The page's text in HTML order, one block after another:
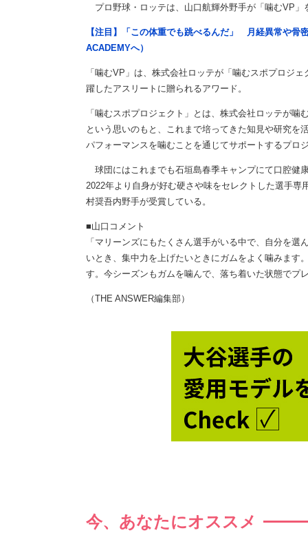
プロ野球・ロッテは、山口航輝外野手が「噛むVP」
【注目】「この体重でも跳べるんだ」 月経異常や骨
ACADEMYへ）
「噛むVP」は、株式会社ロッテが「噛むスポプロジ
躍したアスリートに贈られるアワード。
「噛むスポプロジェクト」とは、株式会社ロッテが
という思いのもと、これまで培ってきた知見や研究を
パフォーマンスを噛むことを通じてサポートするプロ
球団にはこれまでも石垣島春季キャンプにて口腔健
2022年より自身が好む硬さや味をセレクトした選手
村奨吾内野手が受賞している。
■山口コメント
「マリーンズにもたくさん選手がいる中で、自分を
いとき、集中力を上げたいときにガムをよく噛みます
す。今シーズンもガムを噛んで、落ち着いた状態でプ
（THE ANSWER編集部）
今、あなたにオススメ